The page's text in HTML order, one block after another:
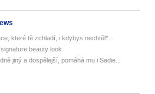
které tě zchladí, i kdybys nechtěl*...
beauty look
jiný a dospělejší, pomáhá mu i Sadie...